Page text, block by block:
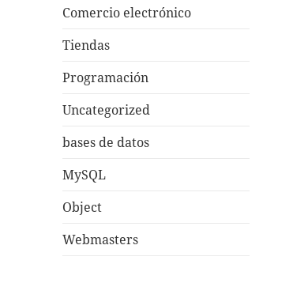
Comercio electrónico
Tiendas
Programación
Uncategorized
bases de datos
MySQL
Object
Webmasters